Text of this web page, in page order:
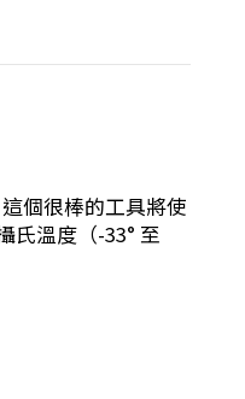
個很棒的工具將使
氏溫度（-33° 至